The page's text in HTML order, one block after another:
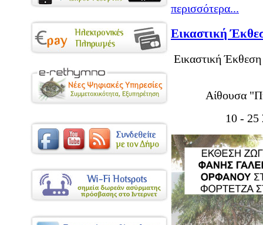
περισσότερα...
Εικαστική
Εικαστική
Αίθουσα
10 - 25